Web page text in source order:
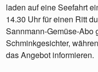
laden auf eine Seefahrt
14.30 Uhr für einen Ritt
Sannmann-Gemüse-Abo
Schminkgesichter,
das Angebot informieren.